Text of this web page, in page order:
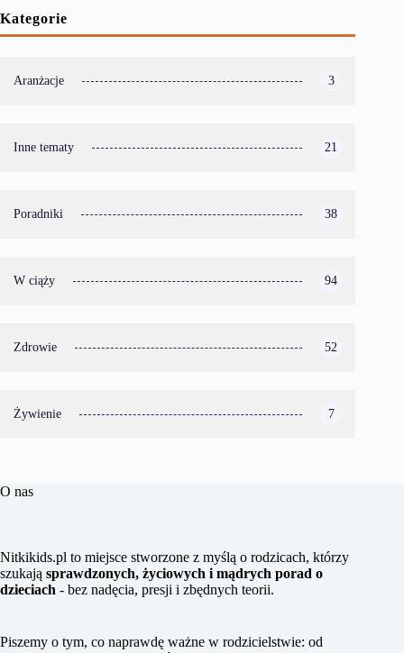
Kategorie
Aranżacje 3
Inne tematy 21
Poradniki 38
W ciąży 94
Zdrowie 52
Żywienie 7
O nas
Nitkikids.pl to miejsce stworzone z myślą o rodzicach, którzy
szukają sprawdzonych, życiowych i mądrych porad o
dzieciach - bez nadęcia, presji i zbędnych teorii.
Piszemy o tym, co naprawdę ważne w rodzicielstwie: od